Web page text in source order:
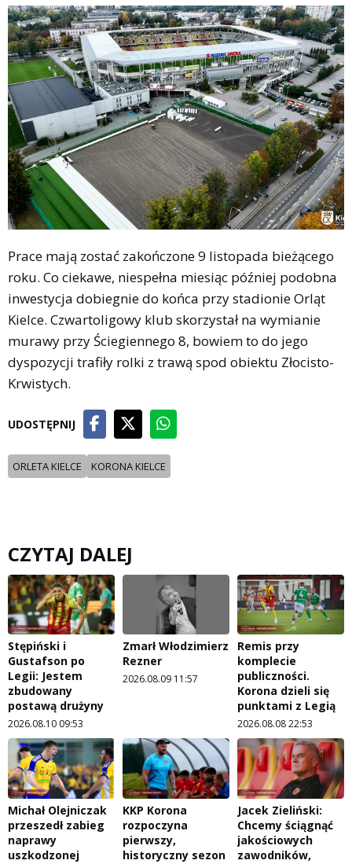
Prace mają zostać zakończone 9 listopada bieżącego
roku. Co ciekawe, niespełna miesiąc później podobna
inwestycja dobiegnie do końca przy stadionie Orląt
Kielce. Czwartoligowy klub skorzystał na wymianie
murawy przy Ściegiennego 8, bowiem to do jego
dyspozycji trafiły rolki z trawą spod obiektu Złocisto-
Krwistych.
UDOSTĘPNIJ
ORLETA KIELCE KORONA KIELCE
CZYTAJ DALEJ
Stępiński i
Gustafson po
Legii: Jestem
zbudowany
postawą drużyny
2026.08.10 09:53
Zmarł Włodzimierz
Rezner
2026.08.09 11:57
Remis przy
komplecie
publiczności.
Korona dzieli się
punktami z Legią
2026.08.08 22:53
Michał Olejniczak
przeszedł zabieg
naprawy
uszkodzonej
KKP Korona
rozpoczyna
pierwszy,
historyczny sezon
Jacek Zieliński:
Chcemy ściągnąć
jakościowych
zawodników,